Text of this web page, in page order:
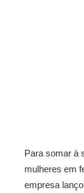
Para somar à
mulheres em
empresa